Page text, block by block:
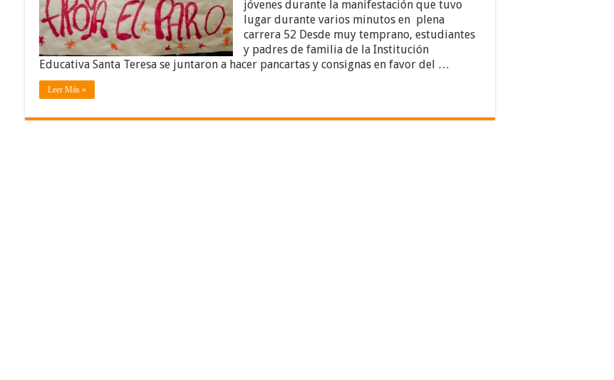
jóvenes durante la manifestación que tuvo
lugar durante varios minutos en plena
carrera 52 Desde muy temprano, estudiantes
y padres de familia de la Institución
Educativa Santa Teresa se juntaron a hacer pancartas y consignas en favor del …
Leer Más »